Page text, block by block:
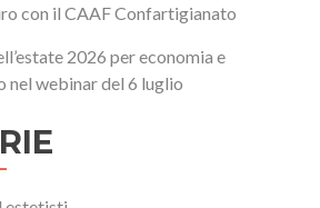
con il CAAF Confartigianato
2026 per economia e
nel webinar del 6 luglio